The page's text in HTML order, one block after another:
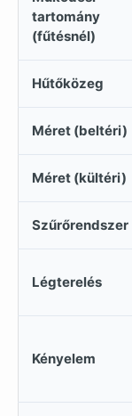
tartomány
(fűtésnél)
Hűtőközeg
Méret (beltéri)
Méret (kültéri)
Szűrőrendszer
Légterelés
Kényelem